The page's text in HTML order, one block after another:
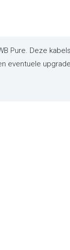
Pure. Deze
eventuele